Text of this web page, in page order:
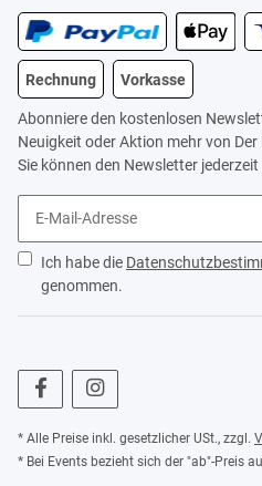
Rechnung Vorkasse
Abonniere den kostenlosen
Neuigkeit oder Aktion mehr von
Sie können den Newsletter
Ich habe die
genommen.
* Alle Preise inkl. gesetzlicher USt., zzgl.
* Bei Events bezieht sich der "ab"-Preis